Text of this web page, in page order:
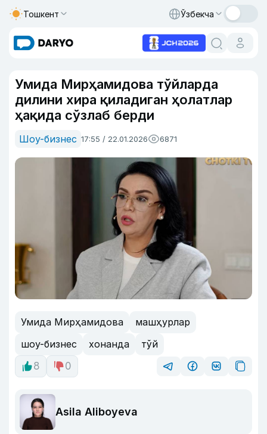
Тошкент Ўзбекча
Умида Мирҳамидова тўйларда
дилини хира қиладиган ҳолатлар
ҳақида сўзлаб берди
Шоу-бизнес 17:55 / 22.01.2026 6871
Умида Мирҳамидова
машҳурлар
шоу-бизнес
хонанда
тўй
8
0
Asila Aliboyeva